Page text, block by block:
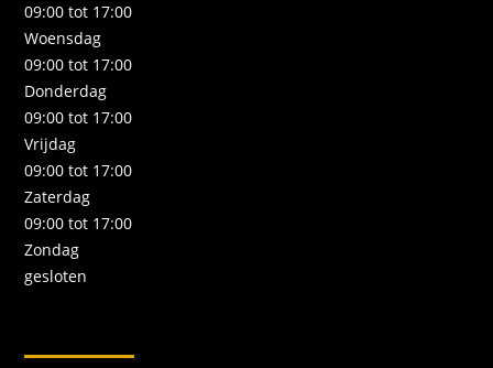
09:00 tot 17:00
Woensdag
09:00 tot 17:00
Donderdag
09:00 tot 17:00
Vrijdag
09:00 tot 17:00
Zaterdag
09:00 tot 17:00
Zondag
gesloten